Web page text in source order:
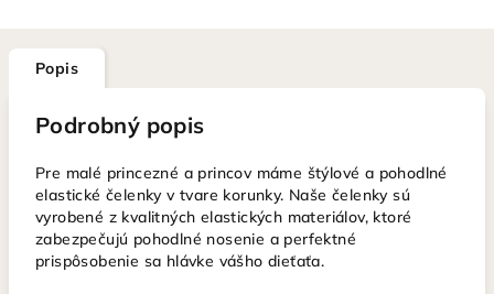
Popis
Podrobný popis
Pre malé princezné a princov máme štýlové a pohodlné
elastické čelenky v tvare korunky. Naše čelenky sú
vyrobené z kvalitných elastických materiálov, ktoré
zabezpečujú pohodlné nosenie a perfektné
prispôsobenie sa hlávke vášho dieťaťa.